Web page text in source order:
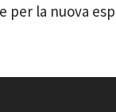
per la nuova